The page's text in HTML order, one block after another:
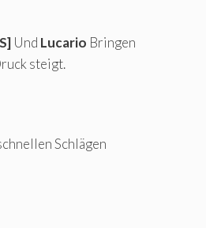
Und Lucario Bringen
steigt.
Schlägen